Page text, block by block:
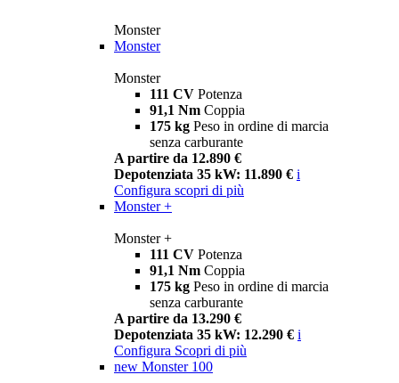
Monster
Monster
Monster
111 CV Potenza
91,1 Nm Coppia
175 kg Peso in ordine di marcia
senza carburante
A partire da 12.890 €
Depotenziata 35 kW: 11.890 € i
Configura scopri di più
Monster +
Monster +
111 CV Potenza
91,1 Nm Coppia
175 kg Peso in ordine di marcia
senza carburante
A partire da 13.290 €
Depotenziata 35 kW: 12.290 € i
Configura Scopri di più
new Monster 100